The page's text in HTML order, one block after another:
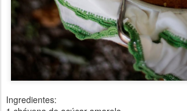
Ingredientes: